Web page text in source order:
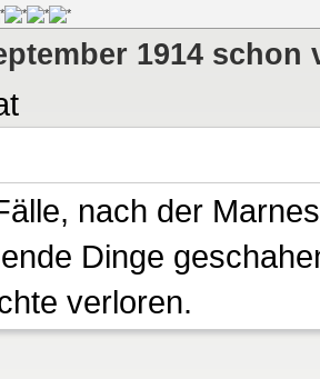
1914 schon
nach der
Dinge
verloren.